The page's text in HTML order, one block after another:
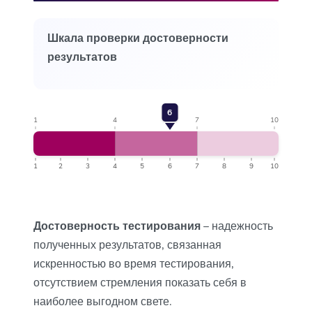
Шкала проверки достоверности
результатов
1 4 7 10
1 2 3 4 5 6 7 8 9 10
6
Достоверность тестирования– надежность
полученных результатов, связанная
искренностью во время тестирования,
отсутствием стремления показать себя в
наиболее выгодном свете.